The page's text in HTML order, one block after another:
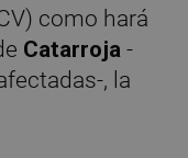
como hará
Catarroja-
, la